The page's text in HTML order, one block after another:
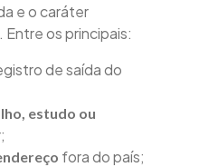
e o caráter
os principais:
de saída do
estudo ou
fora do país;